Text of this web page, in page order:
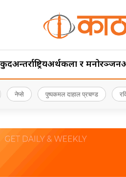
अन्तर्राष्ट्रियअर्थकला र मनोरञ्जन
नेप्से पुष्पकमल दाहाल प्रचण्ड